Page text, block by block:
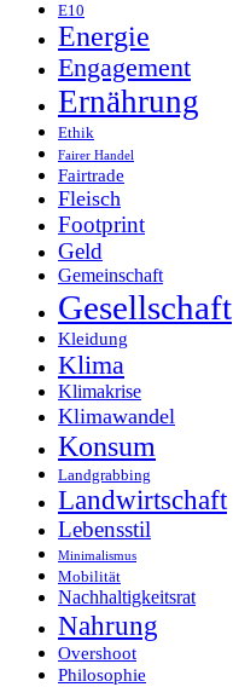
E10
Energie
Engagement
Ernährung
Ethik
Fairer Handel
Fairtrade
Fleisch
Footprint
Geld
Gemeinschaft
Gesellschaft
Kleidung
Klima
Klimakrise
Klimawandel
Konsum
Landgrabbing
Landwirtschaft
Lebensstil
Minimalismus
Mobilität
Nachhaltigkeitsrat
Nahrung
Overshoot
Philosophie